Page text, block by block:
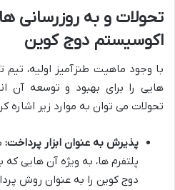
تحولات و به روزرسانی
اکوسیستم دوج کوین
با وجود ماهیت طنزآمیز اولیه،
هایی را برای بهبود و توسعه آن
تحولات می توان به موارد زیر اشاره
پذیرش به عنوان ابزار پرداخت:
پلتفرم ها، به ویژه آن هایی
دوج کوین را به عنوان روش